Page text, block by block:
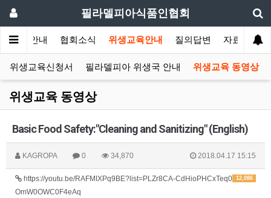
필라델피아식품인협회
협회안내 협회소식 위생교육안내 질의답변 자료실
위생교육신청서 필라델피아 위생국 안내 위생교육 동영상
위생교육 동영상
Basic Food Safety:"Cleaning and Sanitizing" (English)
KAGROPA 0 34,870 2018.04.17 15:15
12,086
https://youtu.be/RAFMIXPq9BE?list=PLZr8CA-CdHioPHCxTeq0
OmW0OWC0F4eAq